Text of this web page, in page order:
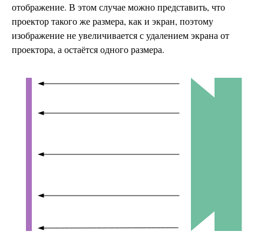
отображение. В этом случае можно представить, что
проектор такого же размера, как и экран, поэтому
изображение не увеличивается с удалением экрана от
проектора, а остаётся одного размера.